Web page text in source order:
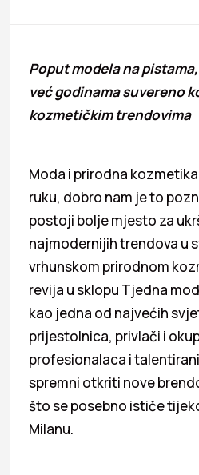
Poput modela na
već godinama suvereno
kozmetičkim trendovima
Moda i prirodna
ruku, dobro nam je to
postoji bolje mjesto za
najmodernijih trendova u
vrhunskom prirodnom
revija u sklopu Tjedna
kao jedna od najvećih
prijestolnica, privlači i
profesionalaca i
spremni otkriti nove
što se posebno ističe
Milanu.